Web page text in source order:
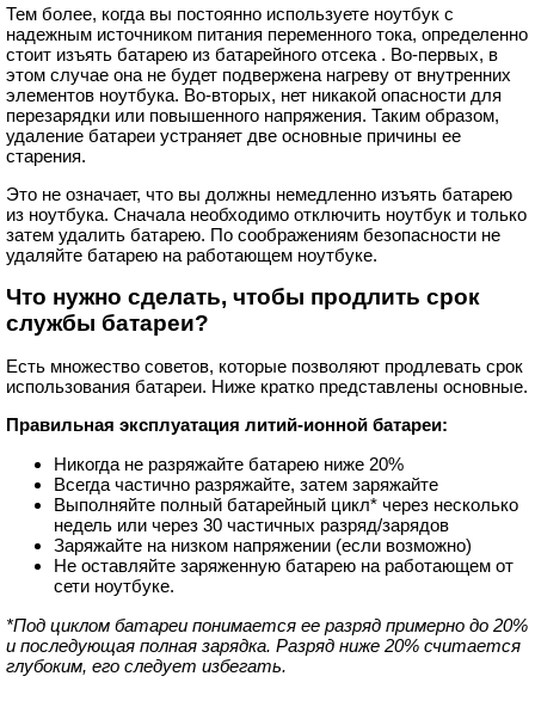
Тем более, когда вы постоянно используете ноутбук с
надежным источником питания переменного тока, определенно
стоит изъять батарею из батарейного отсека . Во-первых, в
этом случае она не будет подвержена нагреву от внутренних
элементов ноутбука. Во-вторых, нет никакой опасности для
перезарядки или повышенного напряжения. Таким образом,
удаление батареи устраняет две основные причины ее
старения.
Это не означает, что вы должны немедленно изъять батарею
из ноутбука. Сначала необходимо отключить ноутбук и только
затем удалить батарею. По соображениям безопасности не
удаляйте батарею на работающем ноутбуке.
Что нужно сделать, чтобы продлить срок
службы батареи?
Есть множество советов, которые позволяют продлевать срок
использования батареи. Ниже кратко представлены основные.
Правильная эксплуатация литий-ионной батареи:
Никогда не разряжайте батарею ниже 20%
Всегда частично разряжайте, затем заряжайте
Выполняйте полный батарейный цикл* через несколько
недель или через 30 частичных разряд/зарядов
Заряжайте на низком напряжении (если возможно)
Не оставляйте заряженную батарею на работающем от
сети ноутбуке.
*Под циклом батареи понимается ее разряд примерно до 20%
и последующая полная зарядка. Разряд ниже 20% считается
глубоким, его следует избегать.